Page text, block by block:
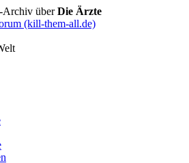
Archiv überDie Ärzte
(kill-them-all.de)